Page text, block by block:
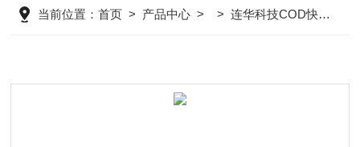
当前位置：首页 > 产品中心 > >连华科技COD快速测定仪